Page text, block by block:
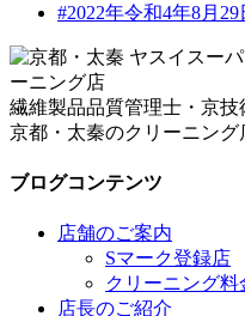
#2022年令和4年8月29
繊維製品品質管理士・京
京都・太秦のクリーニング
ブログコンテンツ
店舗のご案内
Sマーク登録店
クリーニング料
店長のご紹介